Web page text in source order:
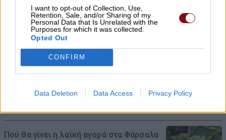
I want to opt-out of Collection, Use,
Retention, Sale, and/or Sharing of my
Personal Data that Is Unrelated with the
Purposes for which it was collected.
Opted Out
CONFIRM
Data Deletion Data Access Privacy Policy
παραθεριστών για θολό νερό στο δίκτυο
ύδρευσης
09/08/2026 , 14:38
Ερυθρός Σταυρός: Ασθενής ξυλοκόπησε
πόρτα – Η καταγγελία της ΠΟΕΔΗΝ
Πού θα γίνει η λαϊκή αγορά στα Φάρσαλα